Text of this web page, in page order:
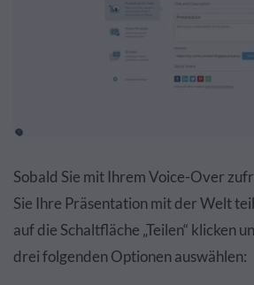
Sobald Sie mit Ihrem Voice-Over
Sie Ihre Präsentation mit der Welt
auf die Schaltfläche „Teilen“ klicken
drei folgenden Optionen auswählen: